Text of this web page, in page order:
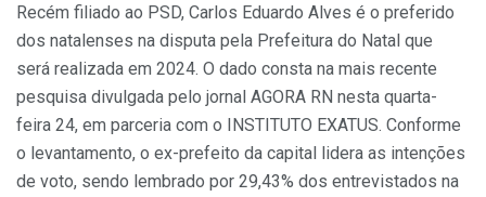
Recém filiado ao PSD, Carlos Eduardo Alves é o preferido
dos natalenses na disputa pela Prefeitura do Natal que
será realizada em 2024. O dado consta na mais recente
pesquisa divulgada pelo jornal AGORA RN nesta quarta-
feira 24, em parceria com o INSTITUTO EXATUS. Conforme
o levantamento, o ex-prefeito da capital lidera as intenções
de voto, sendo lembrado por 29,43% dos entrevistados na